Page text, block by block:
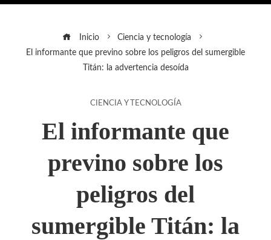
Inicio
Ciencia y tecnología
El informante que previno sobre los peligros del sumergible
Titán: la advertencia desoída
CIENCIA Y TECNOLOGÍA
El informante que
previno sobre los
peligros del
sumergible Titán: la